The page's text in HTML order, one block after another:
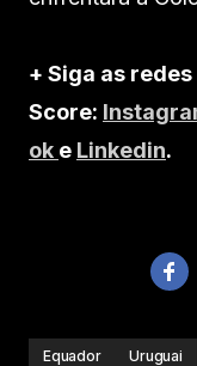
+ Siga as
Score:
ok e Linkedin.
Equador Uruguai